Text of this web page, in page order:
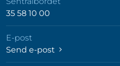
35 58 10 00
E-post
Send e-post